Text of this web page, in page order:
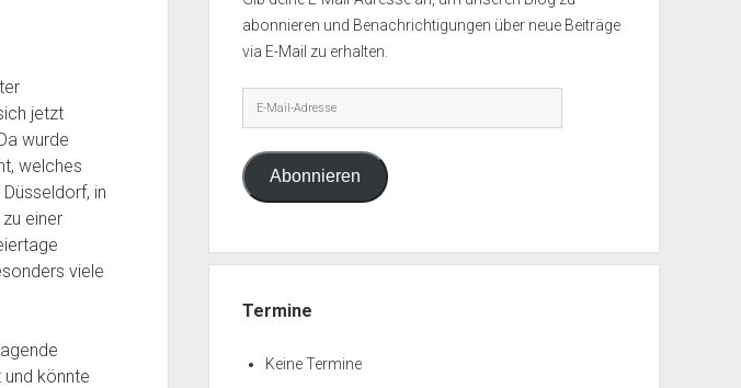
jetzt
wurde
welches
in
einer
viele
könnte
abonnieren und Benachrichtigungen über neue Beiträge
via E-Mail zu erhalten.
Mail-
Adresse
Abonnieren
Termine
Keine Termine